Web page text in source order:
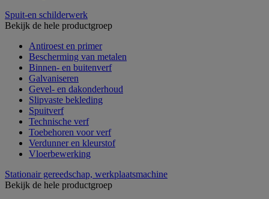
Spuit-en schilderwerk
Bekijk de hele productgroep
Antiroest en primer
Bescherming van metalen
Binnen- en buitenverf
Galvaniseren
Gevel- en dakonderhoud
Slipvaste bekleding
Spuitverf
Technische verf
Toebehoren voor verf
Verdunner en kleurstof
Vloerbewerking
Stationair gereedschap, werkplaatsmachine
Bekijk de hele productgroep